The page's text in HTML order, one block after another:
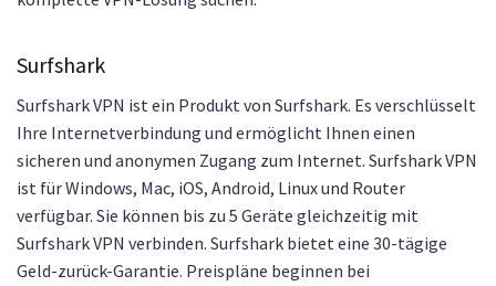
Surfshark
Surfshark VPN ist ein Produkt von Surfshark. Es verschlüsselt
Ihre Internetverbindung und ermöglicht Ihnen einen
sicheren und anonymen Zugang zum Internet. Surfshark VPN
ist für Windows, Mac, iOS, Android, Linux und Router
verfügbar. Sie können bis zu 5 Geräte gleichzeitig mit
Surfshark VPN verbinden. Surfshark bietet eine 30-tägige
Geld-zurück-Garantie. Preispläne beginnen bei